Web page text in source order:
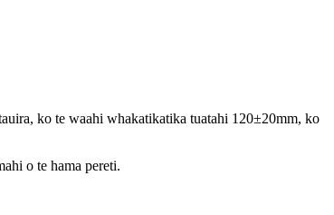
ko te waahi whakatikatika tuatahi 120±20mm, ko
o te hama pereti.